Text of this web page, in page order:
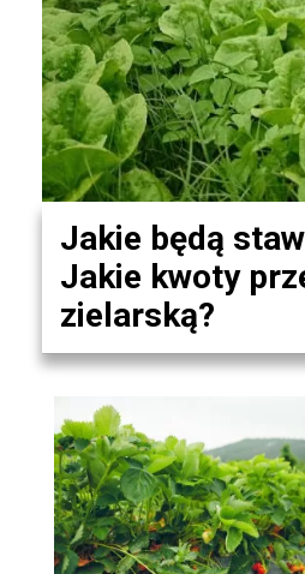
Jakie będą
Jakie kwoty
zielarską?